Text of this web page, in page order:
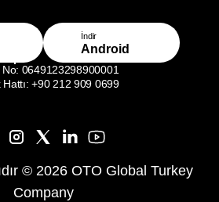
& Kurallar
İndir
Android
No: 0649123298900001
Hattı: +90 212 909 0699
© 2026 OTO Global Turkey
Company